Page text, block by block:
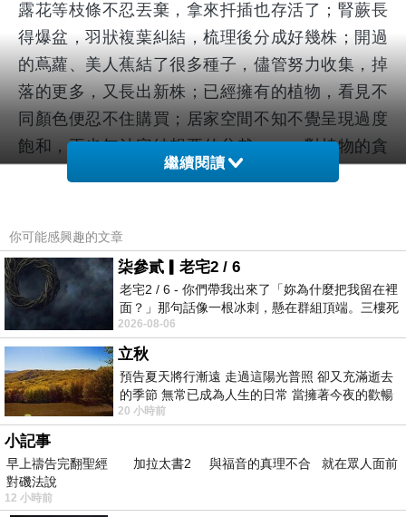
露花等枝條不忍丟棄，拿來扦插也存活了；腎蕨長
得爆盆，羽狀複葉糾結，梳理後分成好幾株；開過
的蔦蘿、美人蕉結了很多種子，儘管努力收集，掉
落的更多，又長出新株；已經擁有的植物，看見不
同顏色便忍不住購買；居家空間不知不覺呈現過度
飽和，再也無法容納想要的盆栽……，對植物的貪
念與執著，讓我質疑起修身養性這說法，恐怕是引
是從彼端轉移到此端。執念這件事，不會因為對象
是花草就變得高尚。
環顧擁擠的盆栽，才明白，種植的人多半會變成樂
於分享花草的人，也許是執念溢出來時最體面的流
向，不全然因為慷慨。
既然執念要溢出，一得知親友中有人喜歡園藝，我
便殷勤分享。只有自己知道，顯得如此熱切，實際
上是為自己的困境尋找一個出路的成分居多。不免
慨歎，原本栽種花草的悠閒自在，究竟如何轉變成
繼續閱讀
你可能感興趣的文章
柒參貳▎老宅2 / 6
老宅2 / 6 - 你們帶我出來了「妳為什麼把我留在裡
面？」那句話像一根冰刺，懸在群組頂端。三樓死
死盯著照片裡的人。那個人確實站在
2026-08-06
立秋
預告夏天將行漸遠 走過這陽光普照 卻又充滿逝去
的季節 無常已成為人生的日常 當擁著今夜的歡暢
舒心 轉眼驟成昨日 而明晨 太陽
20 小時前
小記事
早上禱告完翻聖經 加拉太書2 與福音的真理不合 就在眾人面前
對磯法說
12 小時前